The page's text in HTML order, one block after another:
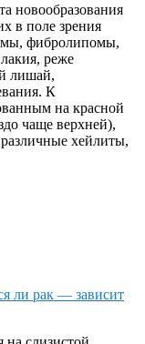
новообразования
в поле зрения
фибролипомы,
реже
лишай,
К
на красной
чаще верхней),
хейлиты,
ли рак — зависит